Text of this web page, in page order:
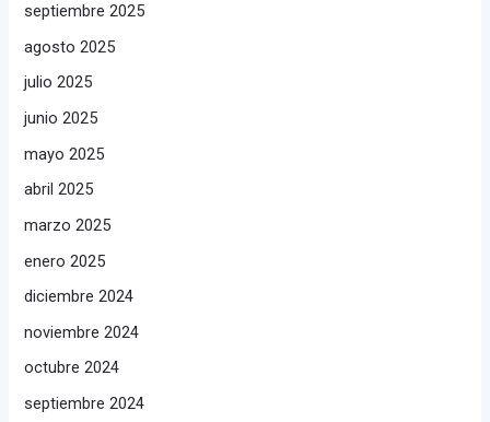
septiembre 2025
agosto 2025
julio 2025
junio 2025
mayo 2025
abril 2025
marzo 2025
enero 2025
diciembre 2024
noviembre 2024
octubre 2024
septiembre 2024